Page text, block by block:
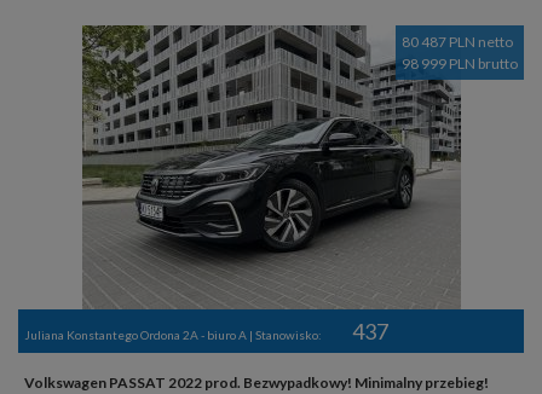
80 487 PLN netto
98 999 PLN brutto
Juliana Konstantego Ordona 2A - biuro A | Stanowisko: 437
Volkswagen PASSAT 2022 prod. Bezwypadkowy! Minimalny przebieg!